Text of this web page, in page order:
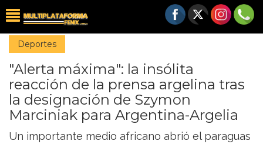
Deportes
"Alerta máxima": la insólita
reacción de la prensa argelina tras
la designación de Szymon
Marciniak para Argentina-Argelia
Un importante medio africano abrió el paraguas